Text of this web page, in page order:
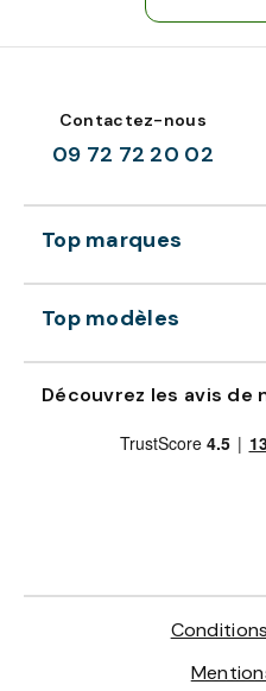
Contactez-nous
09 72 72 20 02
Top marques
Top modèles
Découvrez les avis de